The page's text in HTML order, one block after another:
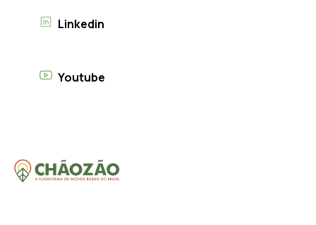
Linkedin
Youtube